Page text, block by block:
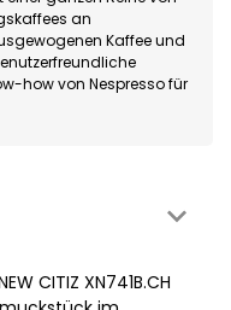
an
Kaffee und
how von Nespresso für
CITIZ XN741B.CH